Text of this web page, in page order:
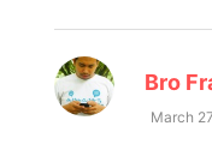
Bro
March